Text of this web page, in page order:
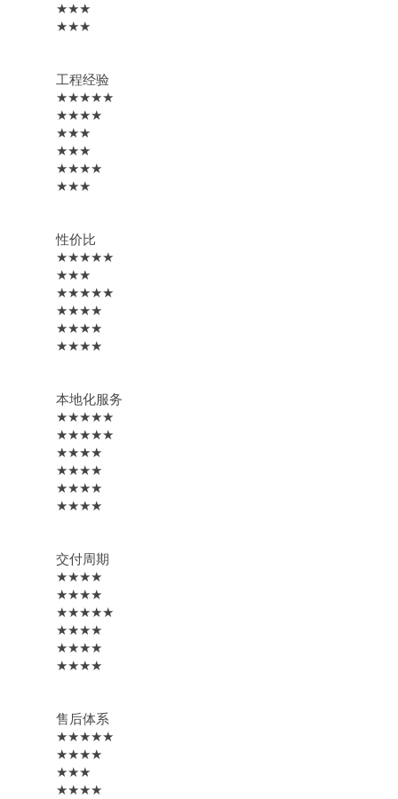
★★★
★★★
工程经验
★★★★★
★★★★
★★★
★★★
★★★★
★★★
性价比
★★★★★
★★★
★★★★★
★★★★
★★★★
★★★★
本地化服务
★★★★★
★★★★★
★★★★
★★★★
★★★★
★★★★
交付周期
★★★★
★★★★
★★★★★
★★★★
★★★★
★★★★
售后体系
★★★★★
★★★★
★★★
★★★★